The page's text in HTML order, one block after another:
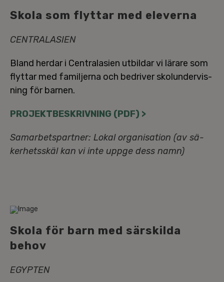
Skola som flyttar med eleverna
CEN­TRA­LA­SI­EN
Bland herdar i Cen­tra­la­si­en utbildar vi lärare som
flyttar med fa­mil­jer­na och bedriver skol­un­der­vis­
ning för barnen.
PRO­JEKT­BE­SKRIV­NING (PDF) >
Sam­ar­bets­part­ner: Lokal or­ga­ni­sa­tion (av sä­
ker­hets­skäl kan vi inte uppge dess namn)
Skola för barn med särskilda
behov
EGYPTEN